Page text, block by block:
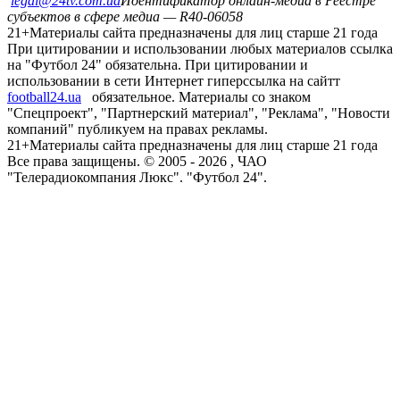
субъектов в сфере медиа — R40-06058
21+Материалы сайта предназначены для лиц старше 21 года
При цитировании и использовании любых материалов ссылка
на "Футбол 24" обязательна. При цитировании и
использовании в сети Интернет гиперссылка на сайтт
football24.ua
обязательное. Материалы со знаком
"Спецпроект", "Партнерский материал", "Реклама", "Новости
компаний" публикуем на правах рекламы.
21+Материалы сайта предназначены для лиц старше 21 года
Все права защищены. © 2005 - 2026 , ЧАО
"Телерадиокомпания Люкс". "Футбол 24".